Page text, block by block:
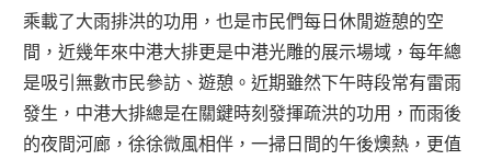
乘載了大雨排洪的功用，也是市民們每日休閒遊憩的空
間，近幾年來中港大排更是中港光雕的展示場域，每年總
是吸引無數市民參訪、遊憩。近期雖然下午時段常有雷雨
發生，中港大排總是在關鍵時刻發揮疏洪的功用，而雨後
的夜間河廊，徐徐微風相伴，一掃日間的午後燠熱，更值